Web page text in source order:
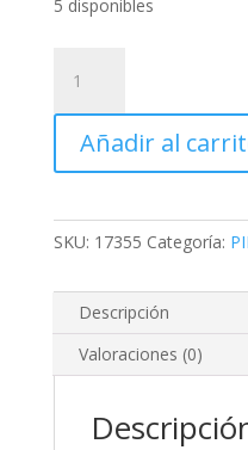
5 disponibles
PARA
ANILLO
RETENCION,
CABEZAS
INTERCAMBIABLES
Añadir al
SKU: 17355 Categoría:
Descripción
Valoraciones (0)